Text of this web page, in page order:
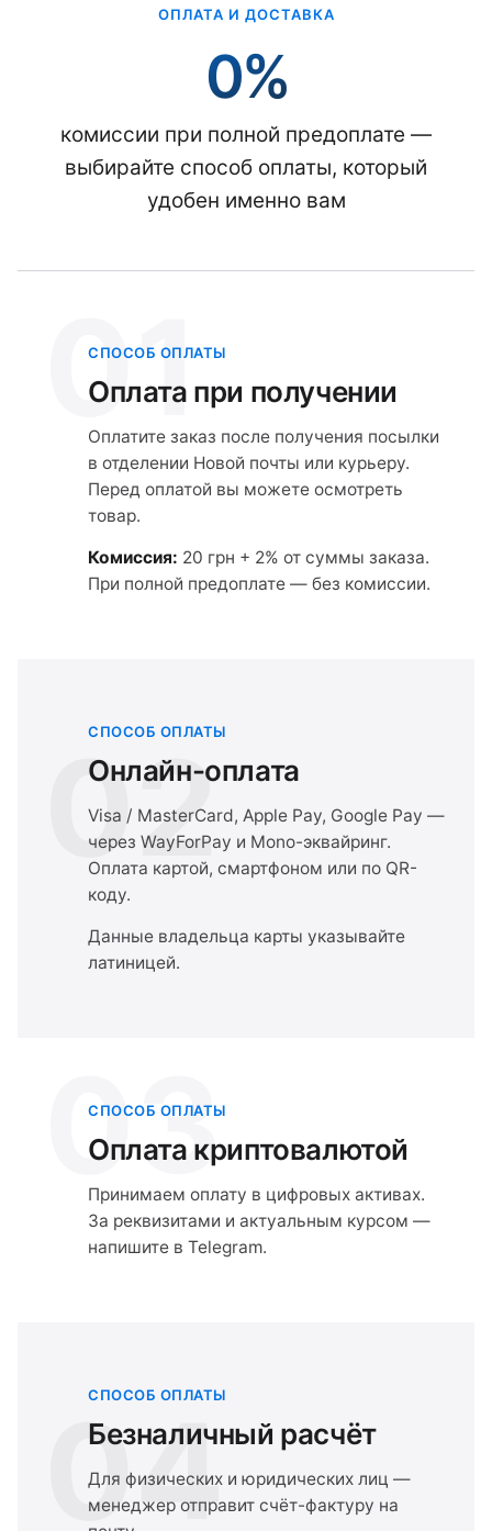
ОПЛАТА И ДОСТАВКА
0%
комиссии при полной предоплате —
выбирайте способ оплаты, который
удобен именно вам
01
СПОСОБ ОПЛАТЫ
Оплата при получении
Оплатите заказ после получения посылки
в отделении Новой почты или курьеру.
Перед оплатой вы можете осмотреть
товар.
Комиссия: 20 грн + 2% от суммы заказа.
При полной предоплате — без комиссии.
02
СПОСОБ ОПЛАТЫ
Онлайн-оплата
Visa / MasterCard, Apple Pay, Google Pay —
через WayForPay и Mono-эквайринг.
Оплата картой, смартфоном или по QR-
коду.
Данные владельца карты указывайте
латиницей.
03
СПОСОБ ОПЛАТЫ
Оплата криптовалютой
Принимаем оплату в цифровых активах.
За реквизитами и актуальным курсом —
напишите в Telegram.
04
СПОСОБ ОПЛАТЫ
Безналичный расчёт
Для физических и юридических лиц —
менеджер отправит счёт-фактуру на